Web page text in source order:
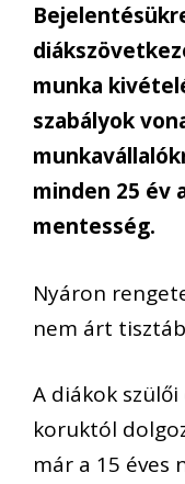
munka
szabályok
minden 25 év
mentesség.
Nyáron
nem árt
A diákok
koruktól
már a 15 éves